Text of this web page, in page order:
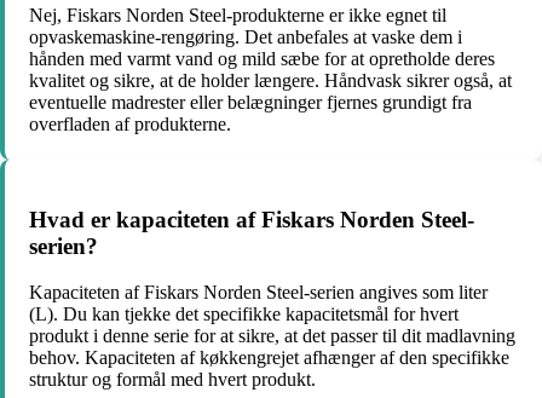
Nej, Fiskars Norden Steel-produkterne er ikke egnet til
opvaskemaskine-rengøring. Det anbefales at vaske dem i
hånden med varmt vand og mild sæbe for at opretholde deres
kvalitet og sikre, at de holder længere. Håndvask sikrer også, at
eventuelle madrester eller belægninger fjernes grundigt fra
overfladen af ​​produkterne.
Hvad er kapaciteten af Fiskars Norden Steel-
serien?
Kapaciteten af Fiskars Norden Steel-serien angives som liter
(L). Du kan tjekke det specifikke kapacitetsmål for hvert
produkt i denne serie for at sikre, at det passer til dit madlavning
behov. Kapaciteten af køkkengrejet afhænger af den specifikke
struktur og formål med hvert produkt.